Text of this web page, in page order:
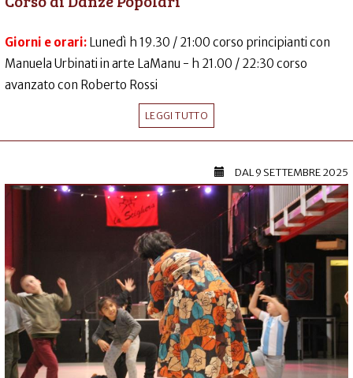
Giorni e orari: Lunedì h 19.30 / 21:00 corso principianti con
Manuela Urbinati in arte LaManu - h 21.00 / 22:30 corso
avanzato con Roberto Rossi
LEGGI TUTTO
DAL9 SETTEMBRE 2025